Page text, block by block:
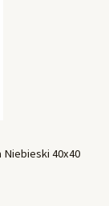
Niebieski 40x40